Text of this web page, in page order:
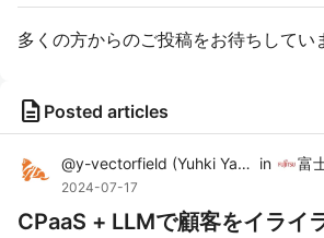
多くの方からのご投稿をお待ちしてい
description Posted articles
@y-vectorfield (Yuhki Yano in
2024-07-17
CPaaS + LLMで顧客をイライ